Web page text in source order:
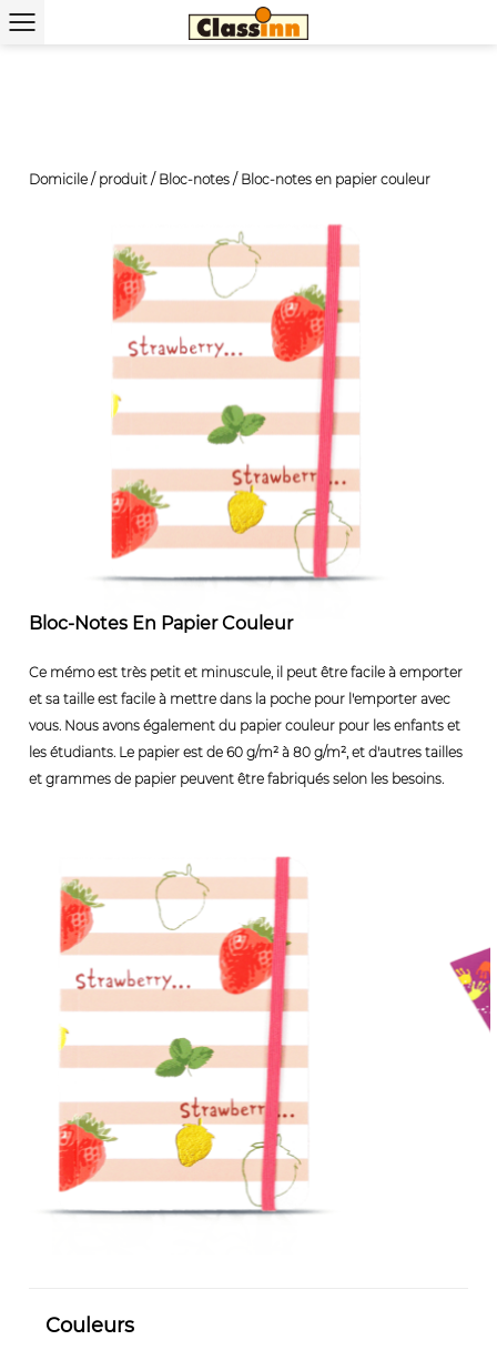
Domicile / produit / Bloc-notes / Bloc-notes en papier couleur
Bloc-Notes En Papier Couleur
Ce mémo est très petit et minuscule, il peut être facile à emporter
et sa taille est facile à mettre dans la poche pour l'emporter avec
vous. Nous avons également du papier couleur pour les enfants et
les étudiants. Le papier est de 60 g/m² à 80 g/m², et d'autres tailles
et grammes de papier peuvent être fabriqués selon les besoins.
Couleurs